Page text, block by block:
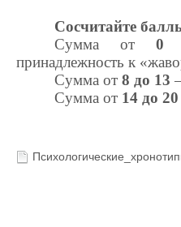
Сосчитайте
Сумма от0
принадлежность к
Сумма от 8 до 13
Сумма от 14 до 20